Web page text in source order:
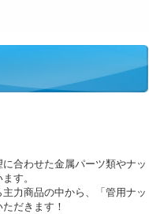
合わせた金属パーツ類やナッ
す。
力商品の中から、「管用ナッ
だきます！